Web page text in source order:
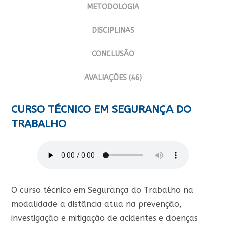
METODOLOGIA
DISCIPLINAS
CONCLUSÃO
AVALIAÇÕES (46)
CURSO TÉCNICO EM SEGURANÇA DO
TRABALHO
O curso técnico em Segurança do Trabalho na
modalidade a distância atua na prevenção,
investigação e mitigação de acidentes e doenças